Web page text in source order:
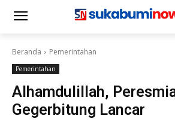
Beranda Pemerintahan
Pemerintahan
Alhamdulillah,
Gegerbitung Lancar